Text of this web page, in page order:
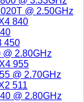
@ 2.50GHz
840
450
@ 2.80GHz
955
@ 2.70GHz
511
@ 2.80GHz